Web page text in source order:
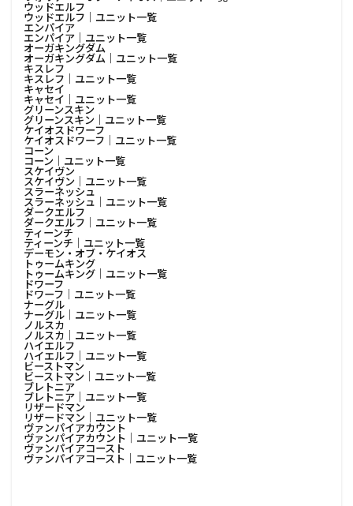
ウッドエルフ
ウッドエルフ│ユニット一覧
エンパイア
エンパイア│ユニット一覧
オーガキングダム
オーガキングダム│ユニット一覧
キスレフ
キスレフ│ユニット一覧
キャセイ
キャセイ│ユニット一覧
グリーンスキン
グリーンスキン│ユニット一覧
ケイオスドワーフ
ケイオスドワーフ│ユニット一覧
コーン
コーン│ユニット一覧
スケイヴン
スケイヴン│ユニット一覧
スラーネッシュ
スラーネッシュ│ユニット一覧
ダークエルフ
ダークエルフ│ユニット一覧
ティーンチ
ティーンチ│ユニット一覧
デーモン・オブ・ケイオス
トゥームキング
トゥームキング│ユニット一覧
ドワーフ
ドワーフ│ユニット一覧
ナーグル
ナーグル│ユニット一覧
ノルスカ
ノルスカ│ユニット一覧
ハイエルフ
ハイエルフ│ユニット一覧
ビーストマン
ビーストマン│ユニット一覧
ブレトニア
ブレトニア│ユニット一覧
リザードマン
リザードマン│ユニット一覧
ヴァンパイアカウント
ヴァンパイアカウント│ユニット一覧
ヴァンパイアコースト
ヴァンパイアコースト│ユニット一覧